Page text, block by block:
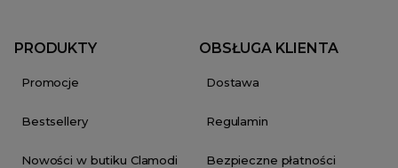
PRODUKTY
Promocje
Bestsellery
Nowości w butiku Clamodi
OBSŁUGA KLIENTA
Dostawa
Regulamin
Bezpieczne płatności